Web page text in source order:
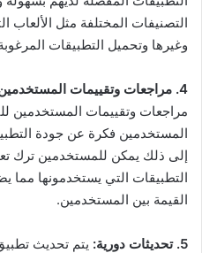
التصنيفات المختلفة مثل الألعاب
وغيرها وتحميل التطبيقات
4. مراجعات وتقييمات المستخدمين:
مراجعات وتقييمات المستخدمين
المستخدمين فكرة عن جودة
إلى ذلك يمكن للمستخدمين ترك
التطبيقات التي يستخدمونها مما
القيمة بين المستخدمين.
5. تحديثات دورية: